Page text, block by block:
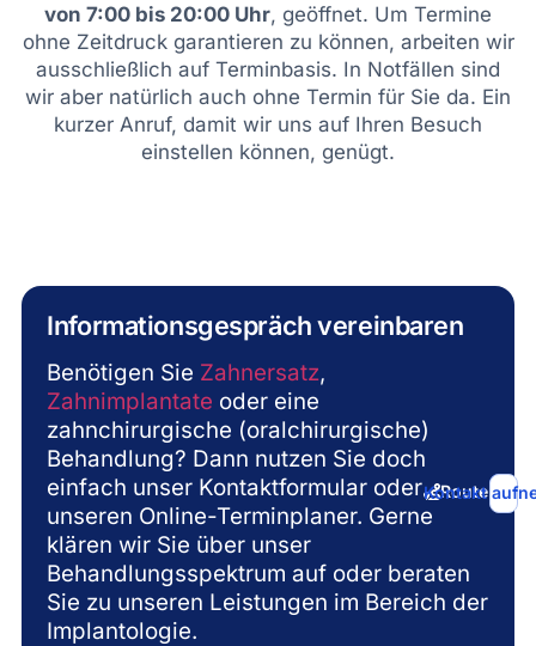
von 7:00 bis 20:00 Uhr, geöffnet. Um Termine
ohne Zeitdruck garantieren zu können, arbeiten wir
ausschließlich auf Terminbasis. In Notfällen sind
wir aber natürlich auch ohne Termin für Sie da. Ein
kurzer Anruf, damit wir uns auf Ihren Besuch
einstellen können, genügt.
Informationsgespräch vereinbaren
Benötigen Sie Zahnersatz,
Zahnimplantate oder eine
zahnchirurgische (oralchirurgische)
Behandlung? Dann nutzen Sie doch
einfach unser Kontaktformular oder
unseren Online-Terminplaner. Gerne
klären wir Sie über unser
Behandlungsspektrum auf oder beraten
Sie zu unseren Leistungen im Bereich der
Implantologie.
Route
Kontakt